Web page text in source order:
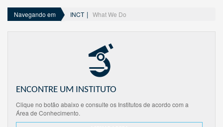
Navegando em INCT What We Do
ENCONTRE UM INSTITUTO
Clique no botão abaixo e consulte os Institutos de acordo com a
Área de Conhecimento.